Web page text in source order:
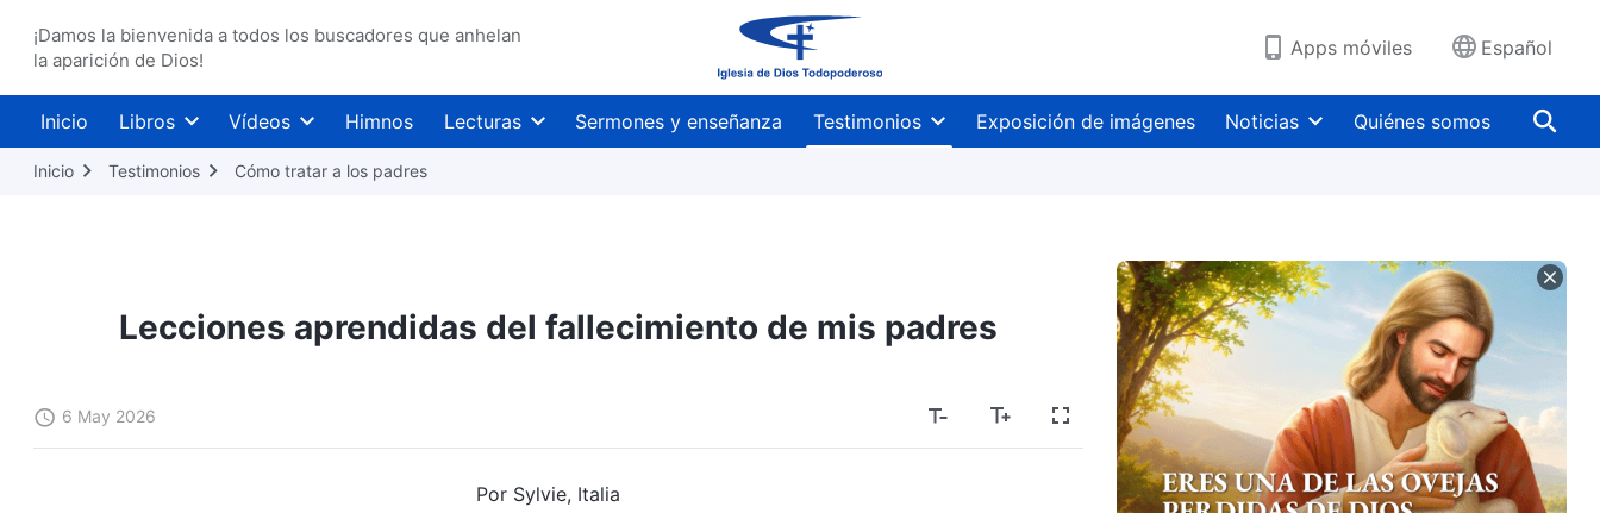
¡Damos la bienvenida a todos los buscadores que anhelan
la aparición de Dios!
Apps móviles Español
Inicio Libros Vídeos Himnos Lecturas Sermones y enseñanza Testimonios Exposición de imágenes Noticias Quiénes somos
Inicio Testimonios Cómo tratar a los padres
Lecciones aprendidas del fallecimiento de mis padres
6 May 2026
Por Sylvie, Italia